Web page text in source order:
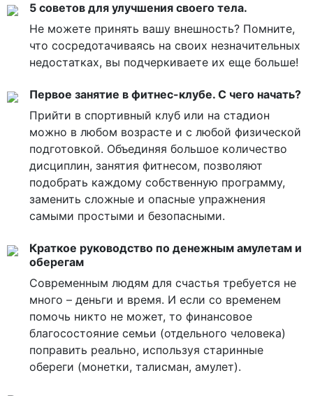
5 советов для улучшения своего тела.
Не можете принять вашу внешность? Помните,
что сосредотачиваясь на своих незначительных
недостатках, вы подчеркиваете их еще больше!
Первое занятие в фитнес-клубе. С чего начать?
Прийти в спортивный клуб или на стадион
можно в любом возрасте и с любой физической
подготовкой. Объединяя большое количество
дисциплин, занятия фитнесом, позволяют
подобрать каждому собственную программу,
заменить сложные и опасные упражнения
самыми простыми и безопасными.
Краткое руководство по денежным амулетам и
оберегам
Современным людям для счастья требуется не
много – деньги и время. И если со временем
помочь никто не может, то финансовое
благосостояние семьи (отдельного человека)
поправить реально, используя старинные
обереги (монетки, талисман, амулет).